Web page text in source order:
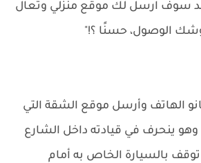
سوف ارسل لك موقع منزلي وتعال
وشك الوصول، حسنًا ؟!"
الهاتف وأرسل موقع الشقة التي
ينحرف في قيادته داخل الشارع
بالسيارة الخاص به أمام